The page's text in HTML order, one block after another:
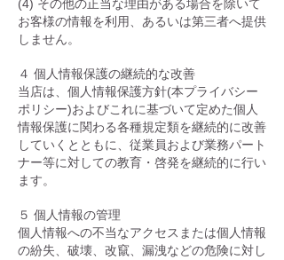
(4) その他の正当な理由がある場合を除いて
お客様の情報を利用、あるいは第三者へ提供
しません。
４ 個人情報保護の継続的な改善
当店は、個人情報保護方針(本プライバシー
ポリシー)およびこれに基づいて定めた個人
情報保護に関わる各種規定類を継続的に改善
していくとともに、従業員および業務パート
ナー等に対しての教育・啓発を継続的に行い
ます。
５ 個人情報の管理
個人情報への不当なアクセスまたは個人情報
の紛失、破壊、改竄、漏洩などの危険に対し